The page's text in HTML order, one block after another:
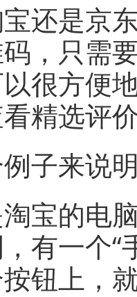
还是京
，只需
很方便
精选评
子来说
宝的电
有一个“
钮上，